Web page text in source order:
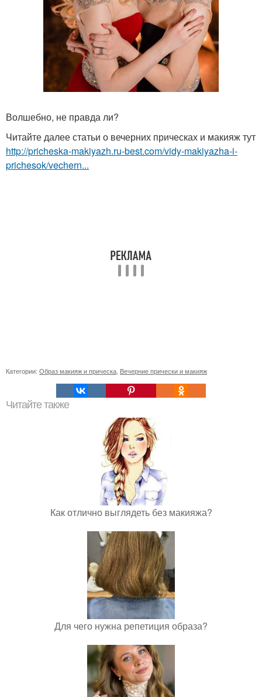
Волшебно, не правда ли?
Читайте далее статьи о вечерних прическах и макияж тут
http://pricheska-makiyazh.ru-best.com/vidy-makiyazha-i-
prichesok/vechern...
Категории: Образ макияж и прическа Вечерние прически и макияж
Читайте также
Как отлично выглядеть без макияжа?
Для чего нужна репетиция образа?